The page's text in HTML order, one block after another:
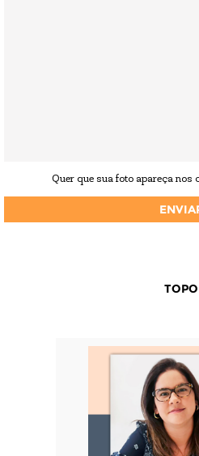
Quer que sua foto apareça nos
TOPO